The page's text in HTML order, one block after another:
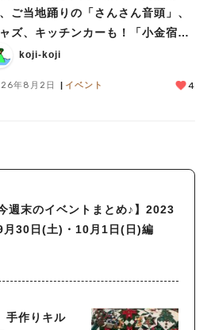
ご当地踊りの「さんさん音頭」、
ズ、キッチンカーも！「小金宿ま
り」8/28-30開催！
koji-koji
年8月2日 イベント 4
今週末のイベントまとめ♪】2023
月30日(土)・10月1日(日)編
手作りキル